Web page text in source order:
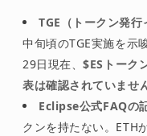
TGE（トークン発
中旬頃のTGE実施を示
29日現在、$ESトーク
表は確認されていません
Eclipse公式FAQの
クンを持たない。ETH